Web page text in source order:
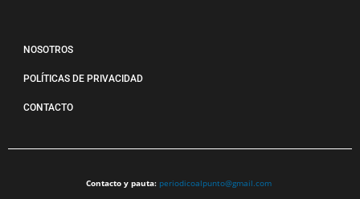
NOSOTROS
POLÍTICAS DE PRIVACIDAD
CONTACTO
Contacto y pauta: periodicoalpunto@gmail.com